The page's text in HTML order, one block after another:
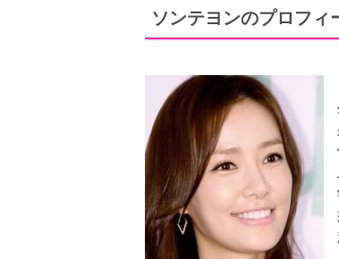
ソンテヨンのプロフィ